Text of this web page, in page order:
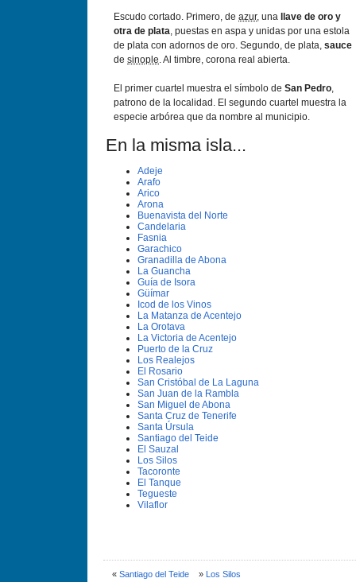
Escudo cortado. Primero, de azur, una
llave de oro y
otra de plata, puestas en aspa y unidas por una estola
de plata con adornos de oro. Segundo, de plata, sauce
de sinople. Al timbre, corona real abierta.
El primer cuartel muestra el símbolo de San Pedro,
patrono de la localidad. El segundo cuartel muestra la
especie arbórea que da nombre al municipio.
En la misma isla...
Adeje
Arafo
Arico
Arona
Buenavista del Norte
Candelaria
Fasnia
Garachico
Granadilla de Abona
La Guancha
Guí­a de Isora
Güí­mar
Icod de los Vinos
La Matanza de Acentejo
La Orotava
La Victoria de Acentejo
Puerto de la Cruz
Los Realejos
El Rosario
San Cristóbal de La Laguna
San Juan de la Rambla
San Miguel de Abona
Santa Cruz de Tenerife
Santa Úrsula
Santiago del Teide
El Sauzal
Los Silos
Tacoronte
El Tanque
Tegueste
Vilaflor
« Santiago del Teide» Los Silos